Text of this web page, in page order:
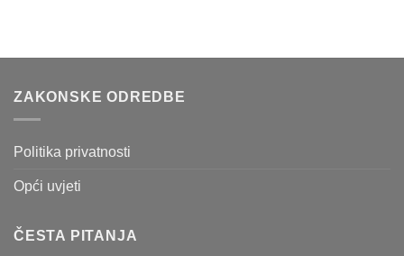
ZAKONSKE ODREDBE
Politika privatnosti
Opći uvjeti
ČESTA PITANJA